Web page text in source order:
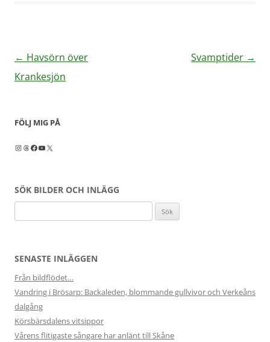
Inläggsnavigering
← Havsörn över
Krankesjön
Svamptider →
FÖLJ MIG PÅ
Instagram
Threads
Facebook
YouTube
X
SÖK BILDER OCH INLÄGG
efter:
SENASTE INLÄGGEN
Från bildflödet…
Vandring i Brösarp: Backaleden, blommande gullvivor och Verkeåns
dalgång
Körsbärsdalens vitsippor
Vårens flitigaste sångare har anlänt till Skåne